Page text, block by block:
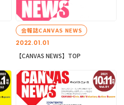
2022.01.01
会報誌CANVAS NEWS
【CANVAS NEWS】TOP